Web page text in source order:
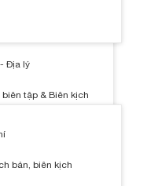
Địa lý
tập & Biên kịch
bản, biên kịch